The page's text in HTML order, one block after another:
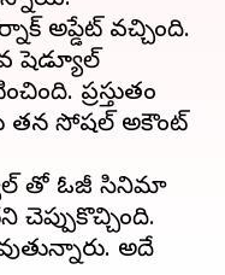
అప్డేట్ వచ్చింది.
ప్రస్తుతం
తన సోషల్ అకౌంట్
తో ఓజీ సినిమా
చెప్పుకొచ్చింది.
అదే